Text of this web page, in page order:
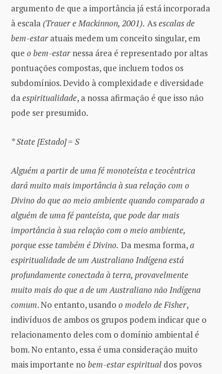
argumento de que a importância já está incorporada
à escala (Trauer e Mackinnon, 2001). Asescalas de
bem-estar atuais medem um conceito singular, em
que o bem-estar nessa área é representado por altas
pontuações compostas, que incluem todos os
subdomínios. Devido à complexidade e diversidade
daespiritualidade, a nossa afirmação é que isso não
pode ser presumido.
* State [Estado] = S
Alguém a partir de uma fé monoteísta e teocêntrica
dará muito mais importância à sua relação com o
Divino do que ao meio ambiente quando comparado a
alguém de uma fé panteísta, que pode dar mais
importância à sua relação com o meio ambiente,
porque esse também é Divino. Da mesma forma,a
espiritualidade de um Australiano Indígena está
profundamente conectada à terra, provavelmente
muito mais do que a de um Australiano não Indígena
comum. No entanto, usando o modelo de Fisher,
indivíduos de ambos os grupos podem indicar que o
relacionamento deles com o domínio ambiental é
bom. No entanto, essa é uma consideração muito
mais importante no bem-estar espiritual dos povos